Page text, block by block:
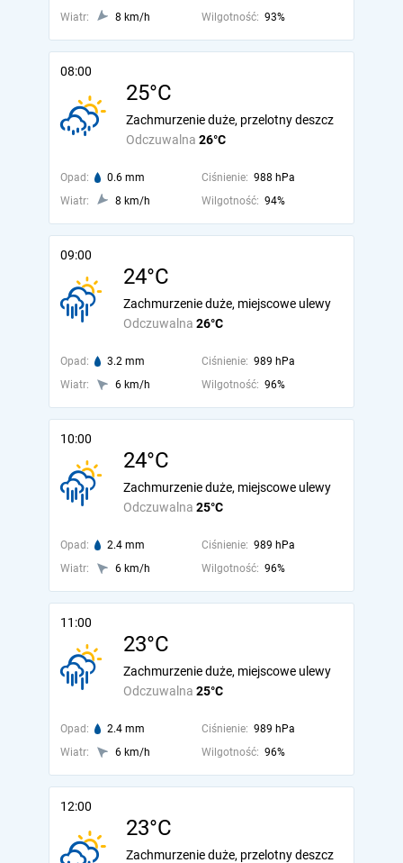
Wiatr: 8 km/h Wilgotność: 93%
08:00
25°C
Odczuwalna 26°C
Zachmurzenie duże, przelotny deszcz
Opad: 0.6 mm Ciśnienie: 988 hPa
Wiatr:
8 km/h Wilgotność: 94%
09:00
24°C
Odczuwalna 26°C
Zachmurzenie duże, miejscowe ulewy
Opad: 3.2 mm Ciśnienie: 989 hPa
Wiatr:
6 km/h Wilgotność: 96%
10:00
24°C
Odczuwalna 25°C
Zachmurzenie duże, miejscowe ulewy
Opad: 2.4 mm Ciśnienie: 989 hPa
Wiatr:
6 km/h Wilgotność: 96%
11:00
23°C
Odczuwalna 25°C
Zachmurzenie duże, miejscowe ulewy
Opad: 2.4 mm Ciśnienie: 989 hPa
Wiatr:
6 km/h Wilgotność: 96%
12:00
23°C
Zachmurzenie duże, przelotny deszcz